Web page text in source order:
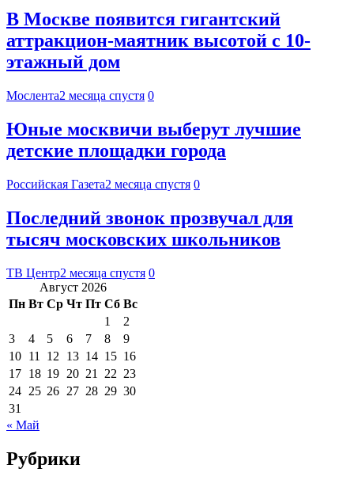
В Москве появится гигантский
аттракцион-маятник высотой с 10-
этажный дом
Мослента2 месяца спустя 0
Юные москвичи выберут лучшие
детские площадки города
Российская Газета2 месяца спустя 0
Последний звонок прозвучал для
тысяч московских школьников
ТВ Центр2 месяца спустя 0
Август 2026
Пн Вт Ср Чт Пт Сб Вс
1
2
3
4 5 6 7 8
9
10 11 12 13 14 15 16
17 18 19 20 21 22 23
24 25 26 27 28 29 30
31
« Май
Рубрики